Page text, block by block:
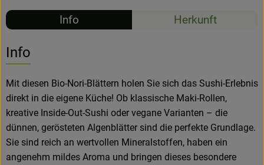
Info Herkunft
Info
Mit diesen Bio-Nori-Blättern holen Sie sich das Sushi-Erlebnis
direkt in die eigene Küche! Ob klassische Maki-Rollen,
kreative Inside-Out-Sushi oder vegane Varianten – die
dünnen, gerösteten Algenblätter sind die perfekte Grundlage.
Sie sind reich an wertvollen Mineralstoffen, haben ein
angenehm mildes Aroma und bringen dieses besondere